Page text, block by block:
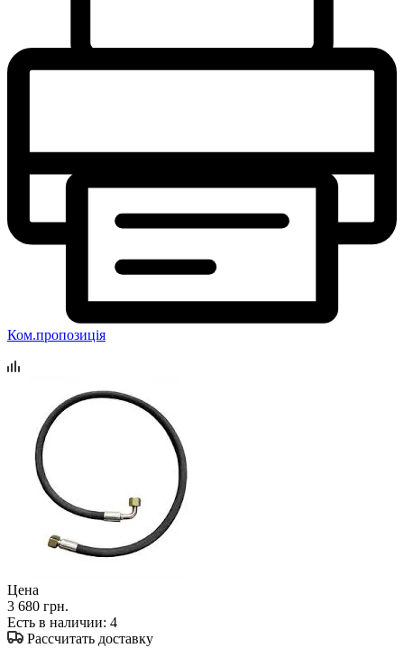
Ком.пропозиція
Цена
3 680 грн.
Есть в наличии: 4
Рассчитать доставку